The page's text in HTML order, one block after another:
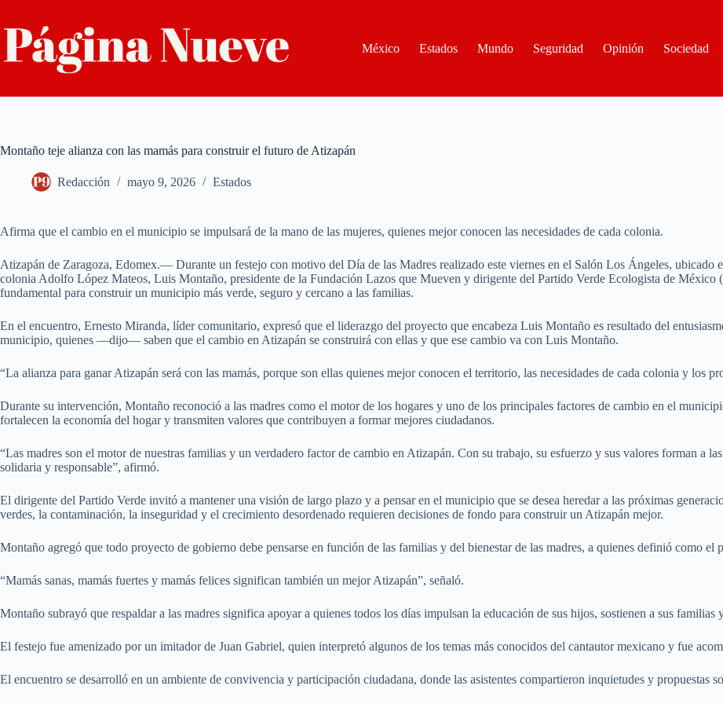
contenido
México
Estados Mundo Seguridad Opinión Sociedad
Montaño teje alianza con las mamás para construir el futuro de Atizapán
Redacción mayo 9, 2026 Estados
Afirma que el cambio en el municipio se impulsará de la mano de las mujeres, quienes mejor conocen las necesidades de cada colonia.
Atizapán de Zaragoza, Edomex.— Durante un festejo con motivo del Día de las Madres realizado este viernes en el Salón Los Ángeles, ubicado
colonia Adolfo López Mateos, Luis Montaño, presidente de la Fundación Lazos que Mueven y dirigente del Partido Verde Ecologista de México
fundamental para construir un municipio más verde, seguro y cercano a las familias.
En el encuentro, Ernesto Miranda, líder comunitario, expresó que el liderazgo del proyecto que encabeza Luis Montaño es resultado del
municipio, quienes —dijo— saben que el cambio en Atizapán se construirá con ellas y que ese cambio va con Luis Montaño.
“La alianza para ganar Atizapán será con las mamás, porque son ellas quienes mejor conocen el territorio, las necesidades de cada colonia y los
Durante su intervención, Montaño reconoció a las madres como el motor de los hogares y uno de los principales factores de cambio en el
fortalecen la economía del hogar y transmiten valores que contribuyen a formar mejores ciudadanos.
“Las madres son el motor de nuestras familias y un verdadero factor de cambio en Atizapán. Con su trabajo, su esfuerzo y sus valores forman a
solidaria y responsable”, afirmó.
El dirigente del Partido Verde invitó a mantener una visión de largo plazo y a pensar en el municipio que se desea heredar a las próximas
verdes, la contaminación, la inseguridad y el crecimiento desordenado requieren decisiones de fondo para construir un Atizapán mejor.
Montaño agregó que todo proyecto de gobierno debe pensarse en función de las familias y del bienestar de las madres, a quienes definió como
“Mamás sanas, mamás fuertes y mamás felices significan también un mejor Atizapán”, señaló.
Montaño subrayó que respaldar a las madres significa apoyar a quienes todos los días impulsan la educación de sus hijos, sostienen a sus
El festejo fue amenizado por un imitador de Juan Gabriel, quien interpretó algunos de los temas más conocidos del cantautor mexicano y fue
El encuentro se desarrolló en un ambiente de convivencia y participación ciudadana, donde las asistentes compartieron inquietudes y propuestas